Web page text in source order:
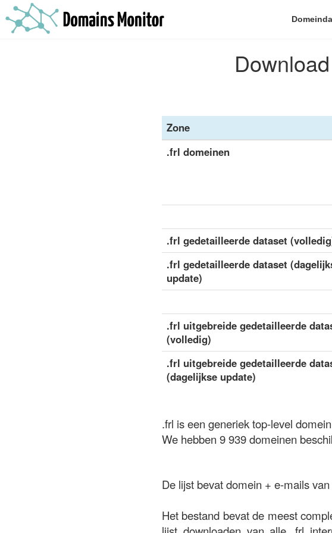
Zone
.frl domeinen
.frl gedetailleerde dataset
.frl gedetailleerde dataset
update)
.frl uitgebreide gedetailleerde
(volledig)
.frl uitgebreide gedetailleerde
(dagelijkse update)
.frl is een generiek top-level
We hebben 9 939 domeinen
De lijst bevat domein + e-mails
Het bestand bevat de meest